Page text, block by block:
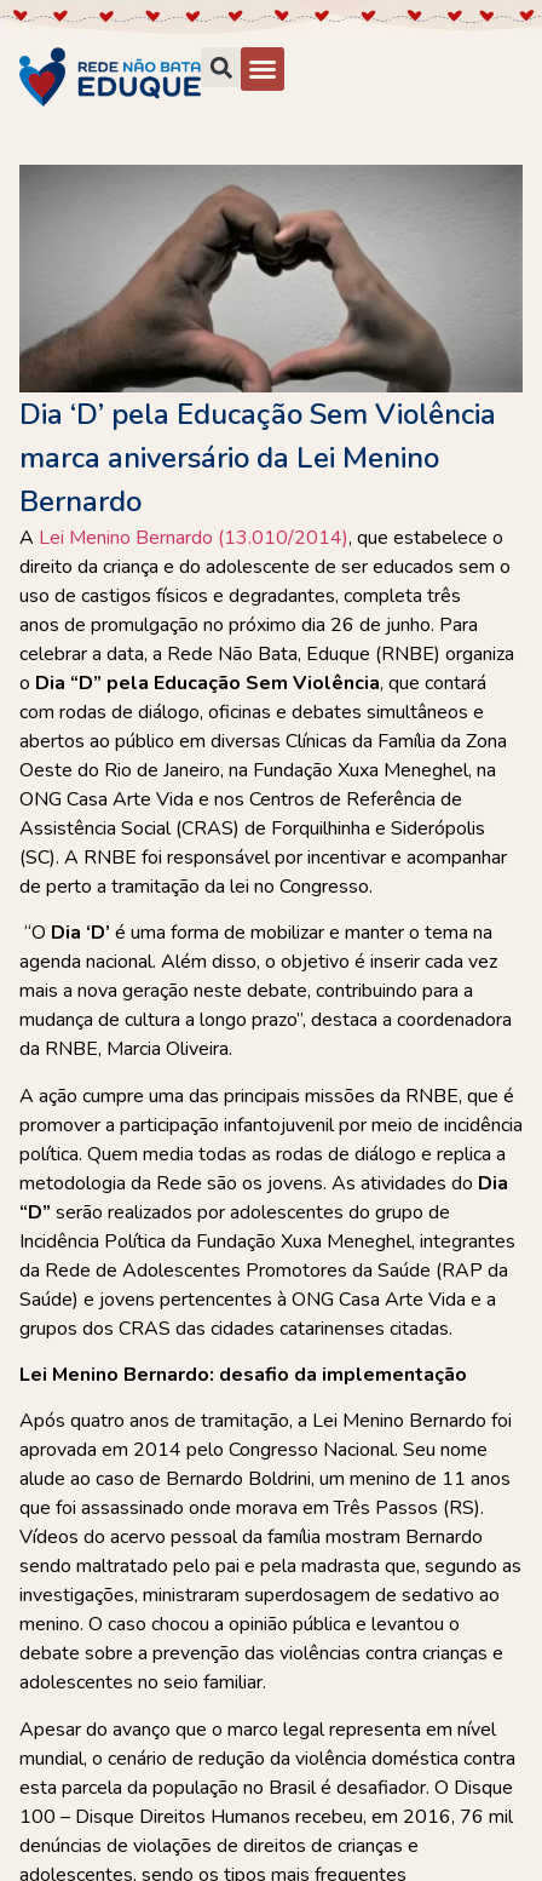
Dia ‘D’ pela Educação Sem Violência
marca aniversário da Lei Menino
Bernardo
A Lei Menino Bernardo (13.010/2014), que estabelece o
direito da criança e do adolescente de ser educados sem o
uso de castigos físicos e degradantes, completa três
anos de promulgação no próximo dia 26 de junho. Para
celebrar a data, a Rede Não Bata, Eduque (RNBE) organiza
o Dia “D” pela Educação Sem Violência, que contará
com rodas de diálogo, oficinas e debates simultâneos e
abertos ao público em diversas Clínicas da Família da Zona
Oeste do Rio de Janeiro, na Fundação Xuxa Meneghel, na
ONG Casa Arte Vida e nos Centros de Referência de
Assistência Social (CRAS) de Forquilhinha e Siderópolis
(SC). A RNBE foi responsável por incentivar e acompanhar
de perto a tramitação da lei no Congresso.
“O Dia ‘D’ é uma forma de mobilizar e manter o tema na
agenda nacional. Além disso, o objetivo é inserir cada vez
mais a nova geração neste debate, contribuindo para a
mudança de cultura a longo prazo”, destaca a coordenadora
da RNBE, Marcia Oliveira.
A ação cumpre uma das principais missões da RNBE, que é
promover a participação infantojuvenil por meio de incidência
política. Quem media todas as rodas de diálogo e replica a
metodologia da Rede são os jovens. As atividades do Dia
“D” serão realizados por adolescentes do grupo de
Incidência Política da Fundação Xuxa Meneghel, integrantes
da Rede de Adolescentes Promotores da Saúde (RAP da
Saúde) e jovens pertencentes à ONG Casa Arte Vida e a
grupos dos CRAS das cidades catarinenses citadas.
Lei Menino Bernardo: desafio da implementação
Após quatro anos de tramitação, a Lei Menino Bernardo foi
aprovada em 2014 pelo Congresso Nacional. Seu nome
alude ao caso de Bernardo Boldrini, um menino de 11 anos
que foi assassinado onde morava em Três Passos (RS).
Vídeos do acervo pessoal da família mostram Bernardo
sendo maltratado pelo pai e pela madrasta que, segundo as
investigações, ministraram superdosagem de sedativo ao
menino. O caso chocou a opinião pública e levantou o
debate sobre a prevenção das violências contra crianças e
adolescentes no seio familiar.
Apesar do avanço que o marco legal representa em nível
mundial, o cenário de redução da violência doméstica contra
esta parcela da população no Brasil é desafiador. O Disque
100 – Disque Direitos Humanos recebeu, em 2016, 76 mil
denúncias de violações de direitos de crianças e
adolescentes, sendo os tipos mais frequentes